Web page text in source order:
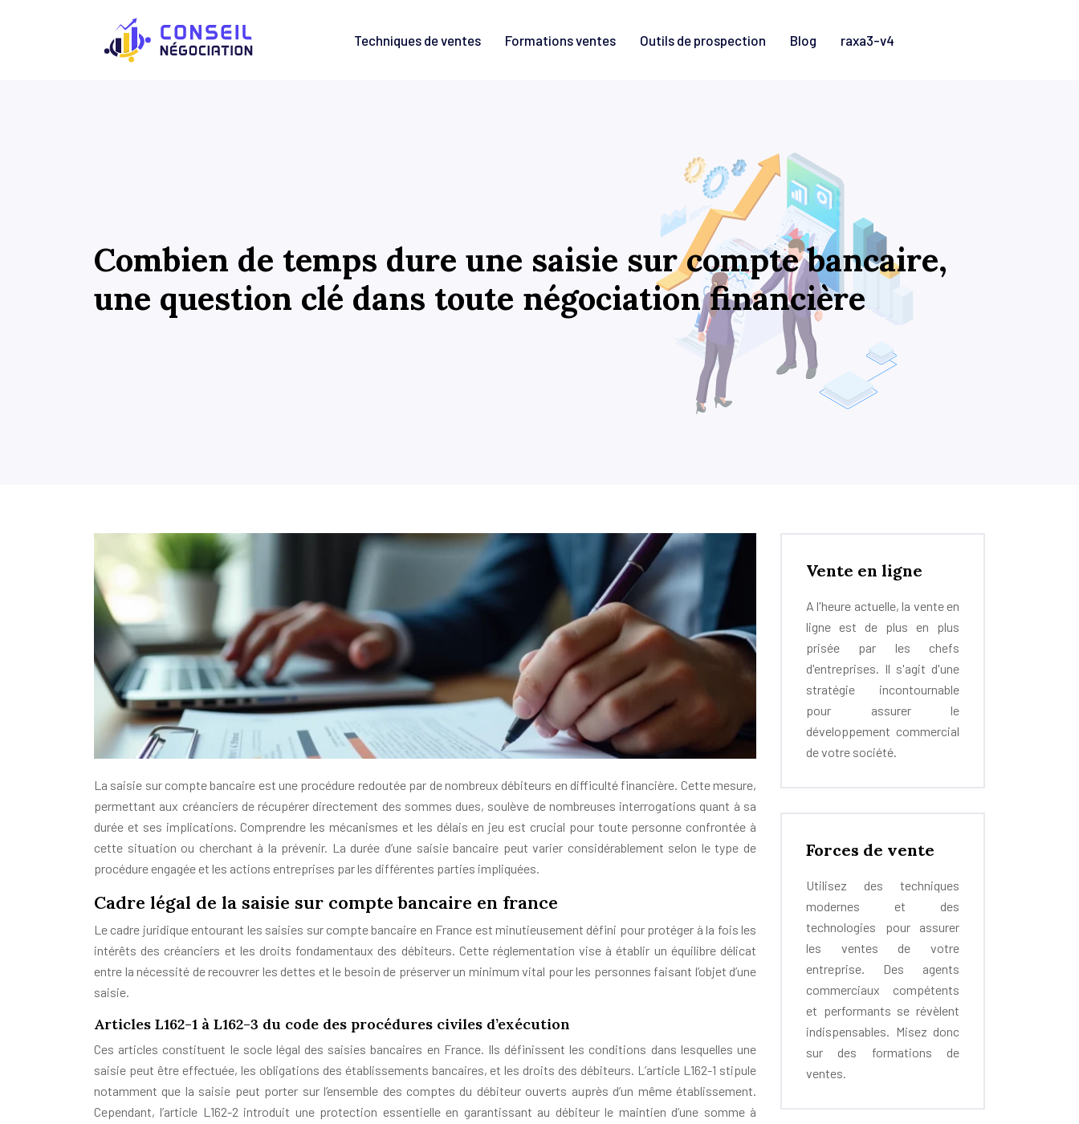
Techniques de ventes Formations ventes Outils de prospection Blog raxa3-v4
Combien de temps dure une saisie sur compte bancaire,
une question clé dans toute négociation financière
La saisie sur compte bancaire est une procédure redoutée par de nombreux débiteurs en difficulté financière. Cette mesure,
permettant aux créanciers de récupérer directement des sommes dues, soulève de nombreuses interrogations quant à sa
durée et ses implications. Comprendre les mécanismes et les délais en jeu est crucial pour toute personne confrontée à
cette situation ou cherchant à la prévenir. La durée d’une saisie bancaire peut varier considérablement selon le type de
procédure engagée et les actions entreprises par les différentes parties impliquées.
Cadre légal de la saisie sur compte bancaire en france
Le cadre juridique entourant les saisies sur compte bancaire en France est minutieusement défini pour protéger à la fois les
intérêts des créanciers et les droits fondamentaux des débiteurs. Cette réglementation vise à établir un équilibre délicat
entre la nécessité de recouvrer les dettes et le besoin de préserver un minimum vital pour les personnes faisant l’objet d’une
saisie.
Articles L162-1 à L162-3 du code des procédures civiles d’exécution
Ces articles constituent le socle légal des saisies bancaires en France. Ils définissent les conditions dans lesquelles une
saisie peut être effectuée, les obligations des établissements bancaires, et les droits des débiteurs. L’article L162-1 stipule
notamment que la saisie peut porter sur l’ensemble des comptes du débiteur ouverts auprès d’un même établissement.
Cependant, l’article L162-2 introduit une protection essentielle en garantissant au débiteur le maintien d’une somme à
Vente en ligne
A l'heure actuelle, la vente en
ligne est de plus en plus
prisée par les chefs
d'entreprises. Il s'agit d'une
stratégie incontournable
pour assurer le
développement commercial
de votre société.
Forces de vente
Utilisez des techniques
modernes et des
technologies pour assurer
les ventes de votre
entreprise. Des agents
commerciaux compétents
et performants se révèlent
indispensables. Misez donc
sur des formations de
ventes.